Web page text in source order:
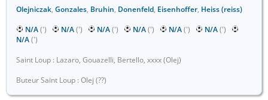
Olejniczak, Gonzales, Bruhin, Donenfeld, Eisenhoffer, Heiss (reiss)
N/A(') N/A(') N/A(') N/A(') N/A(') N/A(')
N/A(')
Saint Loup : Lazaro, Gouazelli, Bertello, xxxx (Olej)
Buteur Saint Loup : Olej (??)